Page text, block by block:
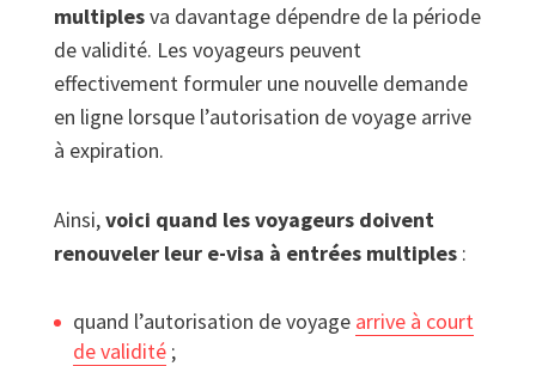
multiplesva davantage dépendre de la période
de validité. Les voyageurs peuvent
effectivement formuler une nouvelle demande
en ligne lorsque l’autorisation de voyage arrive
à expiration.
Ainsi,voici quand les voyageurs doivent
renouveler leur e-visa à entrées multiples :
quand l’autorisation de voyage arrive à court
de validité ;